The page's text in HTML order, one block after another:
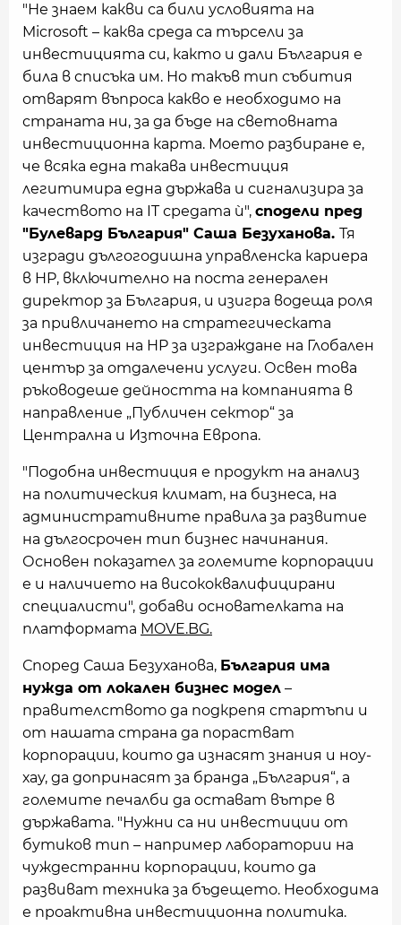
"Не знаем какви са били условията на
Microsoft – каква среда са търсели за
инвестицията си, както и дали България е
била в списъка им. Но такъв тип събития
отварят въпроса какво е необходимо на
страната ни, за да бъде на световната
инвестиционна карта. Моето разбиране е,
че всяка една такава инвестиция
легитимира една държава и сигнализира за
качеството на IT средата ѝ", сподели пред
"Булевард България" Саша Безуханова. Тя
изгради дългогодишна управленска кариера
в HP, включително на поста генерален
директор за България, и изигра водеща роля
за привличането на стратегическата
инвестиция на HP за изграждане на Глобален
център за отдалечени услуги. Освен това
ръководеше дейността на компанията в
направление „Публичен сектор“ за
Централна и Източна Европа.
"Подобна инвестиция е продукт на анализ
на политическия климат, на бизнеса, на
административните правила за развитие
на дългосрочен тип бизнес начинания.
Основен показател за големите корпорации
е и наличието на висококвалифицирани
специалисти", добави основателката на
платформата MOVE.BG.
Според Саша Безуханова, България има
нужда от локален бизнес модел –
правителството да подкрепя стартъпи и
от нашата страна да порастват
корпорации, които да изнасят знания и ноу-
хау, да допринасят за бранда „България“, а
големите печалби да остават вътре в
държавата. "Нужни са ни инвестиции от
бутиков тип – например лаборатории на
чуждестранни корпорации, които да
развиват техника за бъдещето. Необходима
е проактивна инвестиционна политика.